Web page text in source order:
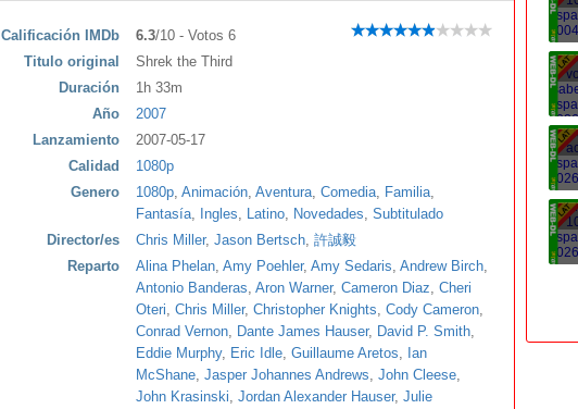
Calificación IMDb 6.3/10 - Votos 6
Titulo original
Shrek the Third
Duración
1h 33m
Año
2007
Lanzamiento
2007-05-17
Calidad
1080p
Genero
1080p, Animación, Aventura, Comedia, Familia,
Fantasía, Ingles, Latino, Novedades, Subtitulado
Director/es
Chris Miller, Jason Bertsch, 許誠毅
Reparto
Alina Phelan, Amy Poehler, Amy Sedaris, Andrew Birch,
Antonio Banderas, Aron Warner, Cameron Diaz, Cheri
Oteri, Chris Miller, Christopher Knights, Cody Cameron,
Conrad Vernon, Dante James Hauser, David P. Smith,
Eddie Murphy, Eric Idle, Guillaume Aretos, Ian
McShane, Jasper Johannes Andrews, John Cleese,
John Krasinski, Jordan Alexander Hauser, Julie